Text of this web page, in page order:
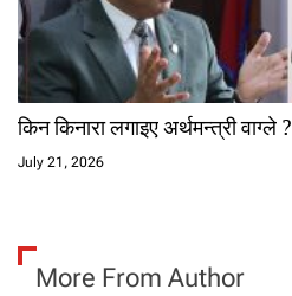
किन किनारा लगाइए अर्थमन्त्री वाग्ले ?
July 21, 2026
More From Author